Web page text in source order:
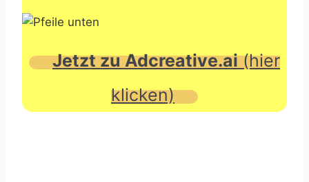
Jetzt zu Adcreative.ai(hier
klicken)